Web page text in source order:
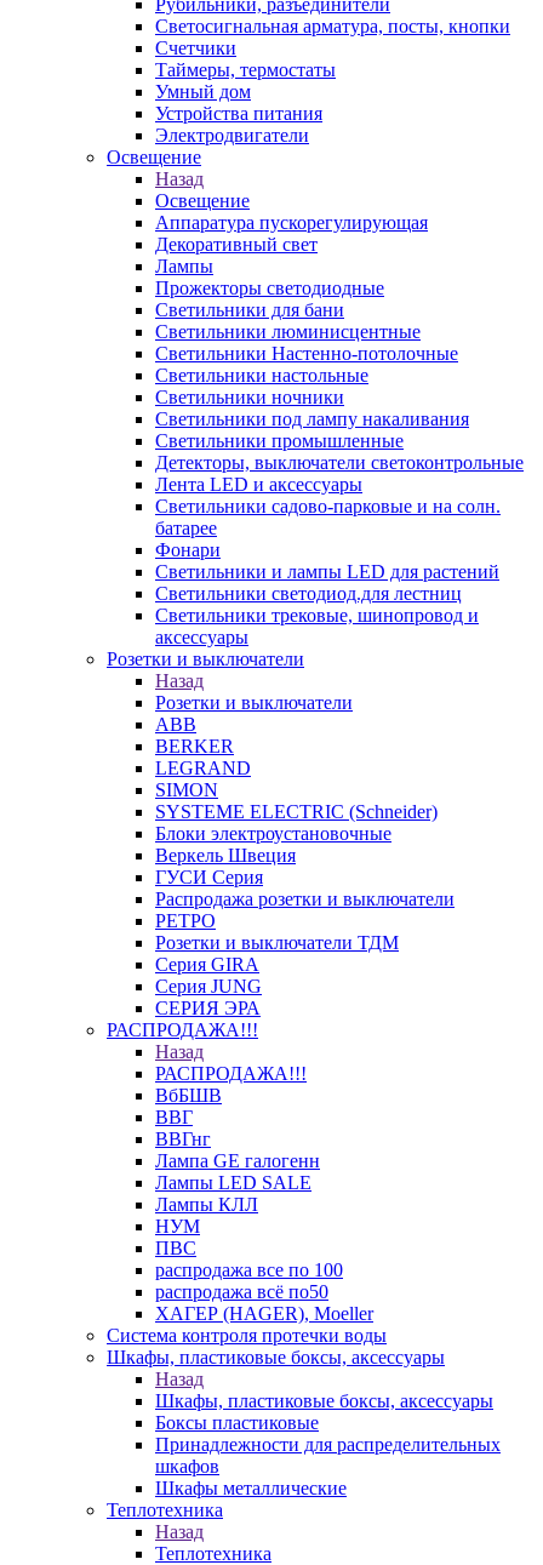
Рубильники, разъединители
Светосигнальная арматура, посты, кнопки
Счетчики
Таймеры, термостаты
Умный дом
Устройства питания
Электродвигатели
Освещение
Назад
Освещение
Аппаратура пускорегулирующая
Декоративный свет
Лампы
Прожекторы светодиодные
Светильники для бани
Светильники люминисцентные
Светильники Настенно-потолочные
Светильники настольные
Светильники ночники
Светильники под лампу накаливания
Светильники промышленные
Детекторы, выключатели светоконтрольные
Лента LED и аксессуары
Светильники садово-парковые и на солн.
батарее
Фонари
Светильники и лампы LED для растений
Светильники светодиод.для лестниц
Светильники трековые, шинопровод и
аксессуары
Розетки и выключатели
Назад
Розетки и выключатели
ABB
BERKER
LEGRAND
SIMON
SYSTEME ELECTRIC (Schneider)
Блоки электроустановочные
Веркель Швеция
ГУСИ Серия
Распродажа розетки и выключатели
РЕТРО
Розетки и выключатели ТДМ
Серия GIRA
Серия JUNG
СЕРИЯ ЭРА
РАСПРОДАЖА!!!
Назад
РАСПРОДАЖА!!!
ВбБШВ
ВВГ
ВВГнг
Лампа GE галогенн
Лампы LED SALE
Лампы КЛЛ
НУМ
ПВС
распродажа все по 100
распродажа всё по50
ХАГЕР (HAGER), Moeller
Система контроля протечки воды
Шкафы, пластиковые боксы, аксессуары
Назад
Шкафы, пластиковые боксы, аксессуары
Боксы пластиковые
Принадлежности для распределительных
шкафов
Шкафы металлические
Теплотехника
Назад
Теплотехника